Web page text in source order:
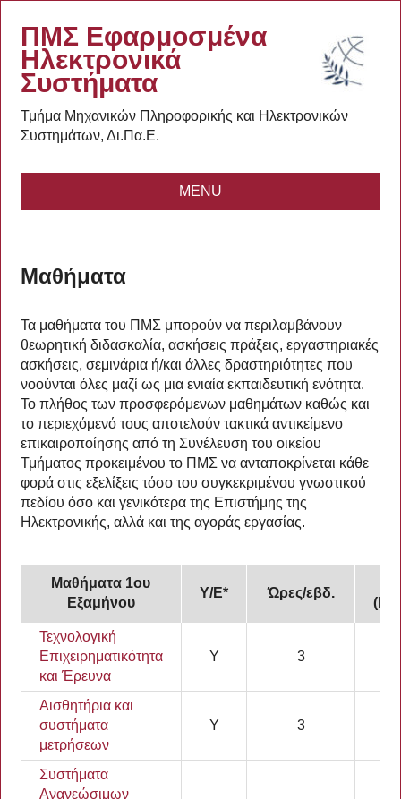
ΠΜΣ Εφαρμοσμένα
Ηλεκτρονικά
Συστήματα
Τμήμα Μηχανικών Πληροφορικής και Ηλεκτρονικών
Συστημάτων, Δι.Πα.Ε.
MENU
Μαθήματα
Τα μαθήματα του ΠΜΣ μπορούν να περιλαμβάνουν
θεωρητική διδασκαλία, ασκήσεις πράξεις, εργαστηριακές
ασκήσεις, σεμινάρια ή/και άλλες δραστηριότητες που
νοούνται όλες μαζί ως μια ενιαία εκπαιδευτική ενότητα.
Το πλήθος των προσφερόμενων μαθημάτων καθώς και
το περιεχόμενό τους αποτελούν τακτικά αντικείμενο
επικαιροποίησης από τη Συνέλευση του οικείου
Τμήματος προκειμένου το ΠΜΣ να ανταποκρίνεται κάθε
φορά στις εξελίξεις τόσο του συγκεκριμένου γνωστικού
πεδίου όσο και γενικότερα της Επιστήμης της
Ηλεκτρονικής, αλλά και της αγοράς εργασίας.
Μαθήματα 1ου
Εξαμήνου
Υ/Ε* Ώρες/εβδ.
Τεχνολογική
Επιχειρηματικότητα
και Έρευνα
Υ 3
Αισθητήρια και
συστήματα
μετρήσεων
Υ 3
Συστήματα
Ανανεώσιμων